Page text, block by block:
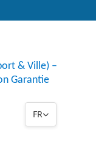
& Ville) –
Garantie
FR